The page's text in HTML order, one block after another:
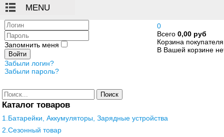
0
Всего 0,00 руб
Корзина покупателя
В Вашей корзине
Логин
Пароль
Запомнить меня
Войти
Забыли логин?
Забыли пароль?
Поиск
Каталог товаров
1.Батарейки, Аккумуляторы, Зарядные устройства
2.Сезонный товар